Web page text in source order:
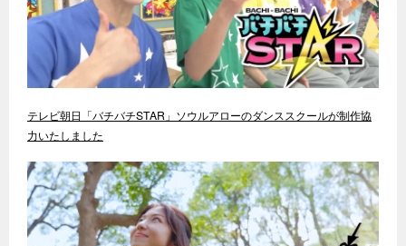
テレビ朝日「バチバチSTAR」ソウルアローのダンススクールが制作協
力いたしました